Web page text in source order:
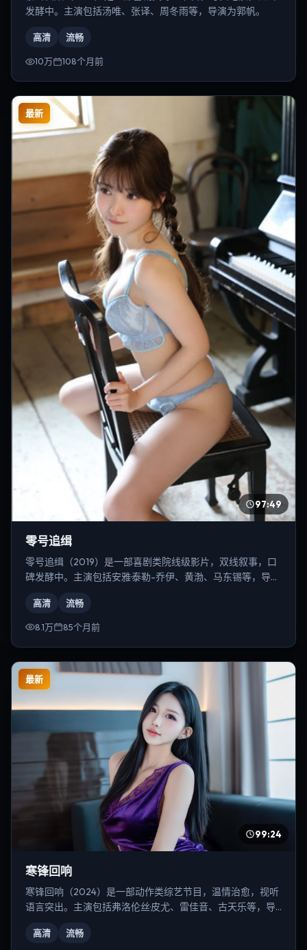
发酵中。主演包括汤唯、张译、周冬雨等，导演为郭帆。
高清 流畅
10万 108个月前
最新
97:49
零号追缉
零号追缉（2019）是一部喜剧类院线级影片，双线叙事，口
碑发酵中。主演包括安雅·泰勒-乔伊、黄渤、马东锡等，导演
高清 流畅
8.1万 85个月前
最新
99:24
寒锋回响
寒锋回响（2024）是一部动作类综艺节目，温情治愈，视听
语言突出。主演包括弗洛伦丝·皮尤、雷佳音、古天乐等，导
高清 流畅